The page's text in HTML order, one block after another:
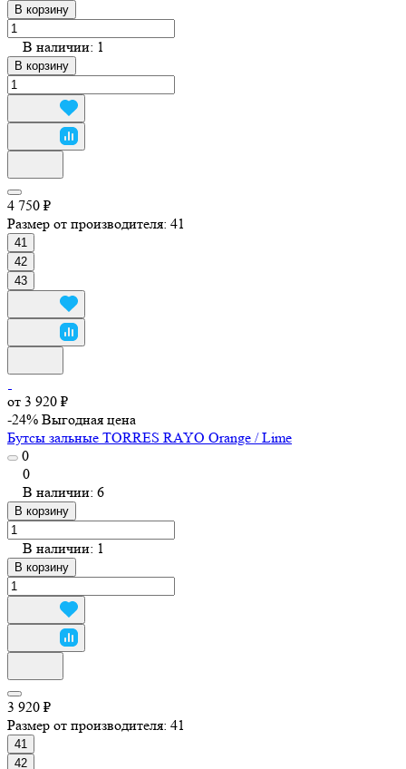
В корзину
В наличии: 1
В корзину
4 750 ₽
Размер от производителя: 41
41
42
43
от 3 920 ₽
-24% Выгодная цена
Бутсы зальные TORRES RAYO Orange / Lime
0
0
В наличии: 6
В корзину
В наличии: 1
В корзину
3 920 ₽
Размер от производителя: 41
41
42